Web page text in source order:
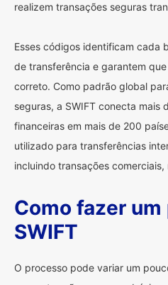
realizem transações seguras
Esses códigos identificam cada
de transferência e garantem
correto. Como padrão global
seguras, a SWIFT conecta mais
financeiras em mais de 200
utilizado para transferências
incluindo transações
Como fazer
SWIFT
O processo pode variar um